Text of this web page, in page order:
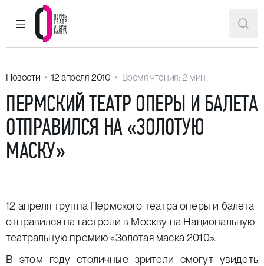
ГЛАВНОЕ МЕНЮ
Пермский театр оперы и балета
Новости 12 апреля 2010 Время чтения: 2 мин
ПЕРМСКИЙ ТЕАТР ОПЕРЫ И БАЛЕТА
ОТПРАВИЛСЯ НА «ЗОЛОТУЮ
МАСКУ»
12 апреля труппа Пермского театра оперы и балета
отправился на гастроли в Москву на Национальную
театральную премию «Золотая маска 2010».
В этом году столичные зрители смогут увидеть